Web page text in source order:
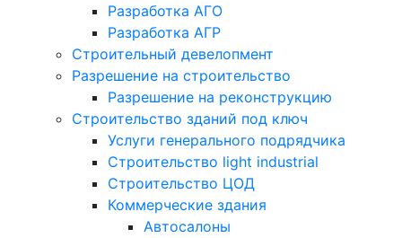
Разработка АГО
Разработка АГР
Строительный девелопмент
Разрешение на строительство
Разрешение на реконструкцию
Строительство зданий под ключ
Услуги генерального подрядчика
Строительство light industrial
Строительство ЦОД
Коммерческие здания
Автосалоны